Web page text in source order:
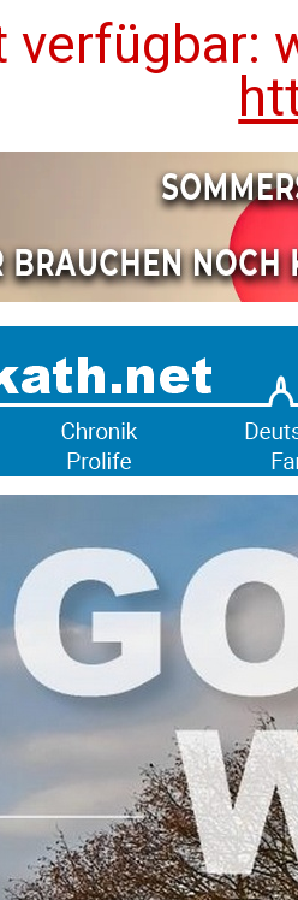
verfügbar: